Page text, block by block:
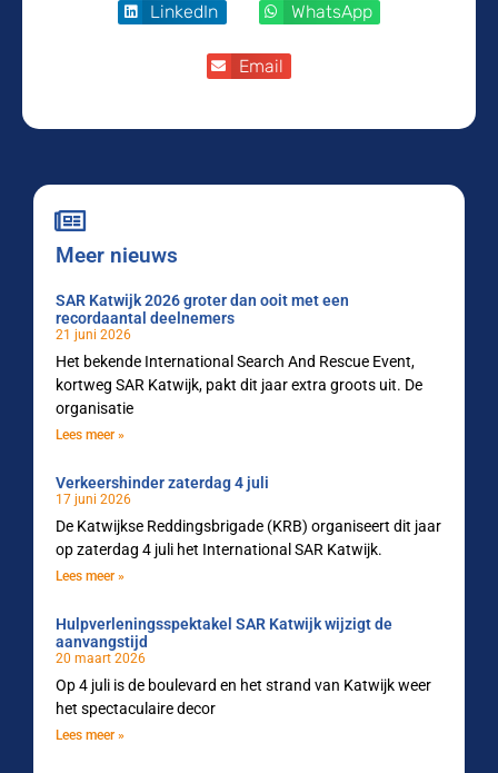
LinkedIn WhatsApp
Email
Meer nieuws
SAR Katwijk 2026 groter dan ooit met een
recordaantal deelnemers
21 juni 2026
Het bekende International Search And Rescue Event,
kortweg SAR Katwijk, pakt dit jaar extra groots uit. De
organisatie
Lees meer »
Verkeershinder zaterdag 4 juli
17 juni 2026
De Katwijkse Reddingsbrigade (KRB) organiseert dit jaar
op zaterdag 4 juli het International SAR Katwijk.
Lees meer »
Hulpverleningsspektakel SAR Katwijk wijzigt de
aanvangstijd
20 maart 2026
Op 4 juli is de boulevard en het strand van Katwijk weer
het spectaculaire decor
Lees meer »